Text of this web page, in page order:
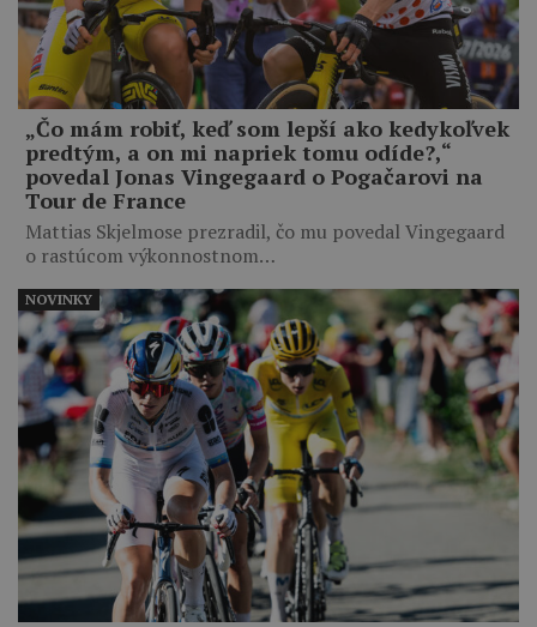
„Čo mám robiť, keď som lepší ako kedykoľvek
predtým, a on mi napriek tomu odíde?,“
povedal Jonas Vingegaard o Pogačarovi na
Tour de France
Mattias Skjelmose prezradil, čo mu povedal Vingegaard
o rastúcom výkonnostnom…
NOVINKY